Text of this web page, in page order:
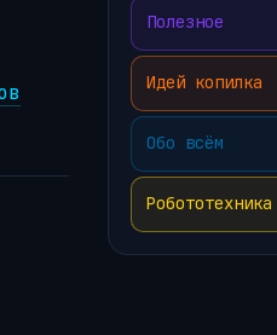
Полезное
Идей копилка
Обо всём
Робототехника